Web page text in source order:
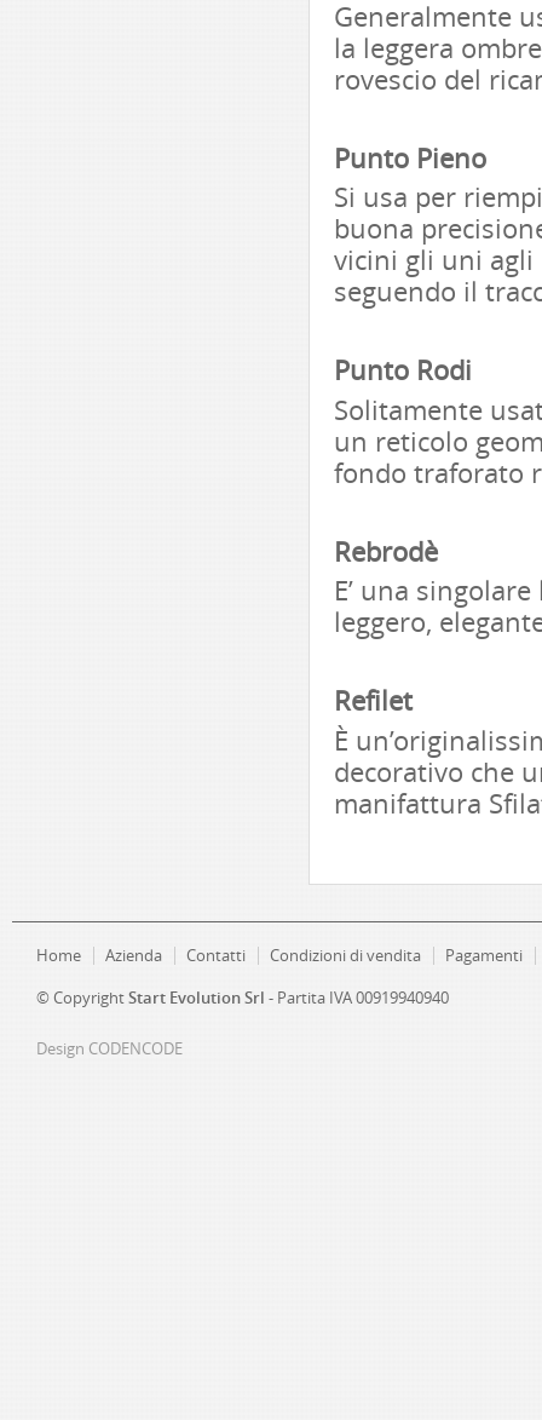
Generalmente
la leggera
rovescio del
Punto Pieno
Si usa per
buona
vicini gli uni agli
seguendo il
Punto Rodi
Solitamente
un reticolo
fondo traforato
Rebrodè
E’ una
leggero,
Refilet
È
decorativo che
manifattura
Home Azienda Contatti Condizioni di vendita Pagamenti
© Copyright Start Evolution Srl - Partita IVA 00919940940
Design CODENCODE